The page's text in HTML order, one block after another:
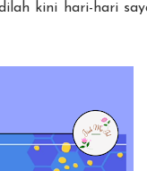
kini hari-hari